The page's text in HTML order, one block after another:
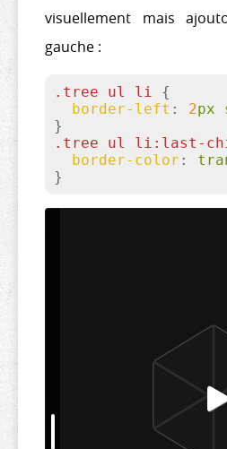
visuellement mais
gauche :
.tree ul li
{
border-left : 2px
}
.tree
ul li :last-
border-color :
}